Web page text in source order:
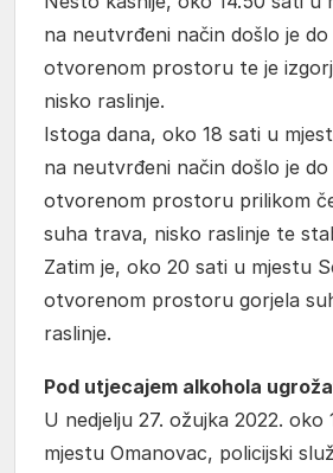
na neutvrđeni način došlo je
otvorenom prostoru te je
nisko raslinje.
Istoga dana, oko 18 sati u
na neutvrđeni način došlo je
otvorenom prostoru prilikom
suha trava, nisko raslinje te
Zatim je, oko 20 sati u mjestu
otvorenom prostoru gorjela
raslinje.
Pod utjecajem alkohola
U nedjelju 27. ožujka 2022. oko
mjestu Omanovac, policijski